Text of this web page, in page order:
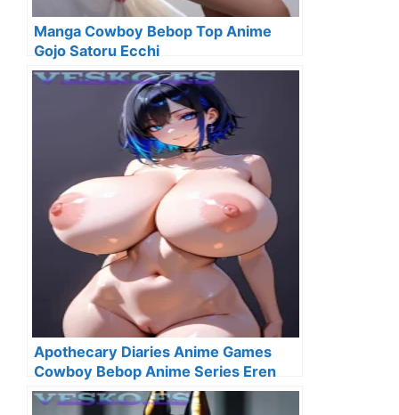
Manga Cowboy Bebop Top Anime
Gojo Satoru Ecchi
Apothecary Diaries Anime Games
Cowboy Bebop Anime Series Eren
Yeager